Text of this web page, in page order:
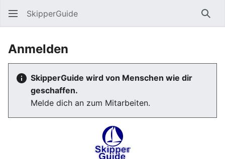
SkipperGuide
Anmelden
SkipperGuide wird von Menschen wie dir
geschaffen.
Melde dich an zum Mitarbeiten.